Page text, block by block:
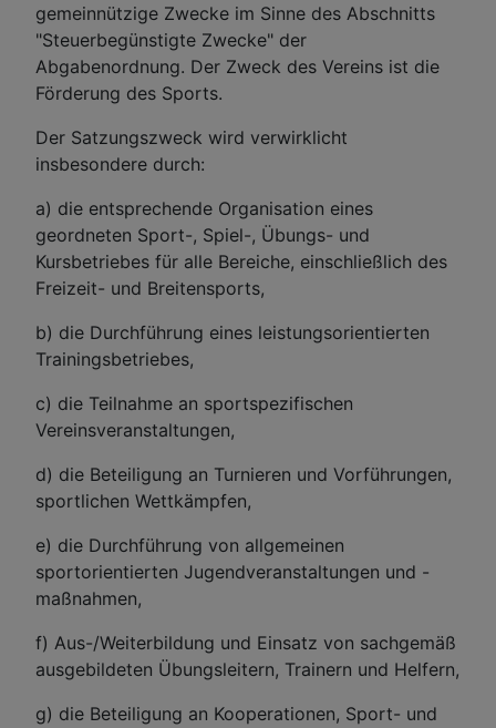
gemeinnützige Zwecke im Sinne des Abschnitts
"Steuerbegünstigte Zwecke" der
Abgabenordnung. Der Zweck des Vereins ist die
Förderung des Sports.
Der Satzungszweck wird verwirklicht
insbesondere durch:
a) die entsprechende Organisation eines
geordneten Sport-, Spiel-, Übungs- und
Kursbetriebes für alle Bereiche, einschließlich des
Freizeit- und Breitensports,
b) die Durchführung eines leistungsorientierten
Trainingsbetriebes,
c) die Teilnahme an sportspezifischen
Vereinsveranstaltungen,
d) die Beteiligung an Turnieren und Vorführungen,
sportlichen Wettkämpfen,
e) die Durchführung von allgemeinen
sportorientierten Jugendveranstaltungen und -
maßnahmen,
f) Aus-/Weiterbildung und Einsatz von sachgemäß
ausgebildeten Übungsleitern, Trainern und Helfern,
g) die Beteiligung an Kooperationen, Sport- und